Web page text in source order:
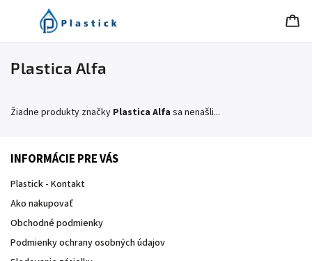
Plastica Alfa
Žiadne produkty značky Plastica Alfa sa nenašli...
INFORMÁCIE PRE VÁS
Plastick - Kontakt
Ako nakupovať
Obchodné podmienky
Podmienky ochrany osobných údajov